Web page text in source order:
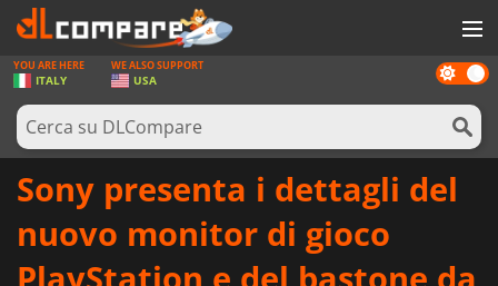
GIOCHI
PREPAGATE
SOFTWARE
REWARDS
Dark
mode
YOU ARE HERE
ITALY
WE ALSO SUPPORT
USA
Sony presenta i dettagli del
nuovo monitor di gioco